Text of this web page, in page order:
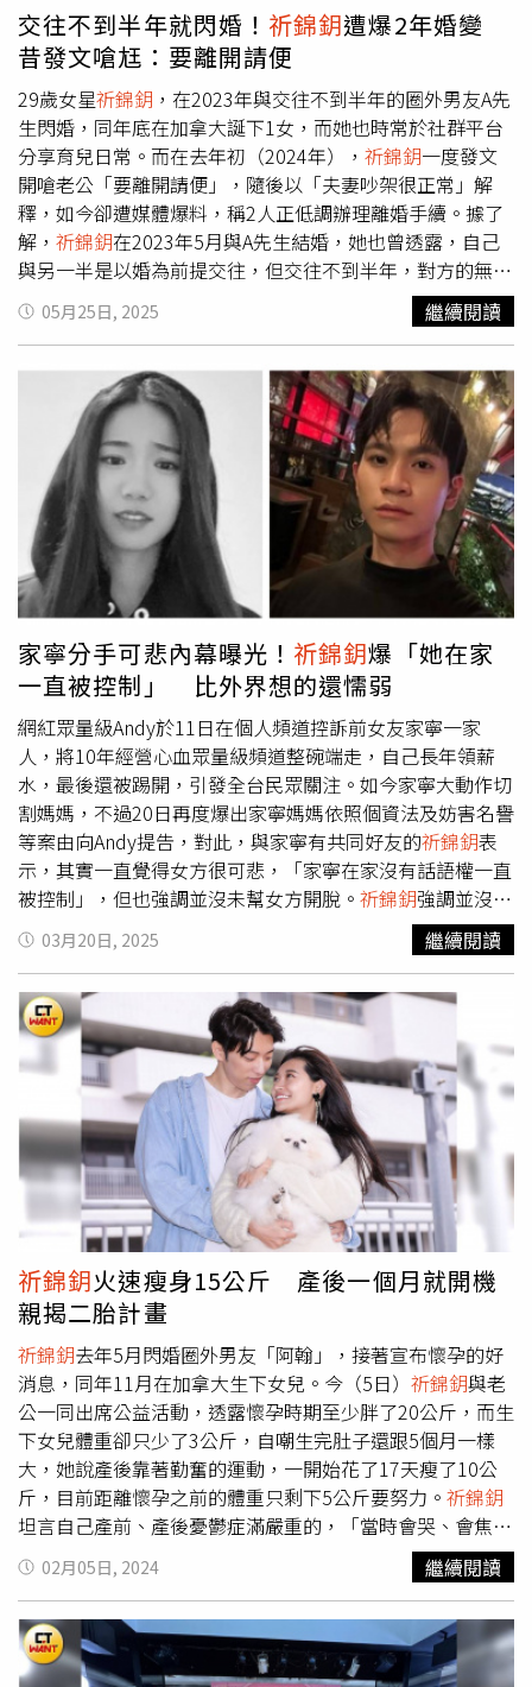
交往不到半年就閃婚！ 祈錦鈅遭爆2年婚變
昔發文嗆尪：要離開請便
29歲女星祈錦鈅 ，在2023年與交往不到半年的圈外男友A先
生閃婚，同年底在加拿大誕下1女，而她也時常於社群平台
分享育兒日常。而在去年初（2024年）， 祈錦鈅一度發文
開嗆老公「要離開請便」，隨後以「夫妻吵架很正常」解
釋，如今卻遭媒體爆料，稱2人正低調辦理離婚手續。據了
解， 祈錦鈅在2023年5月與A先生結婚，她也曾透露，自己
與另一半是以婚為前提交往，但交往不到半年，對方的無病
無痛的父親卻突然離世，「我們才怕再失去任何家人，決定
珍惜彼此」。祈錦鈅
表示，老公相當體貼，讓她「從一個全
能的人，簡直快要被寵成廢人」，對方買東西、吃東西都會
為她準備，也會照顧她身邊的朋友親人。祈錦鈅的老公則甜
蜜告白，「我會當個太陽，永遠在妳身邊照耀，沒有怕老婆
的男人，只有愛老婆的男人，謝謝有妳，老婆」。根據《鏡
週刊》報導，夫妻倆在婚後育有1女， 祈錦鈅新婚時期長在
社群曬出老公照顧小孩的畫面，但在去年1月，祈錦鈅疑不
滿老公身邊的女性友人碎嘴說她壞話，在社群平台開嗆「小
姐妳有家教上過學嗎？講難聽一點干妳屁事」、「要離開隨
時請便，都成年人了」。事後
祈錦鈅
出席活動時，表示夫妻
相處難免會有爭吵，吵過之後依然相愛。而在近期，有知情
人士透露， 祈錦鈅與A先生婚姻出現問題，夫妻倆不僅沒互
動，祈錦鈅 的社群帳號也悄悄移除部分與丈夫有關的內容，
2人目前在低調辦理離婚手續，婚姻進入倒數階段。
05月25日, 2025 繼續閱讀
家寧分手可悲內幕曝光！ 祈錦鈅爆「她在家
一直被控制」 比外界想的還懦弱
網紅眾量級Andy於11日在個人頻道控訴前女友家寧一家
人，將10年經營心血眾量級頻道整碗端走，自己長年領薪
水，最後還被踢開，引發全台民眾關注。如今家寧大動作切
割媽媽，不過20日再度爆出家寧媽媽依照個資法及妨害名譽
等案由向Andy提告，對此，與家寧有共同好友的祈錦鈅表
示，其實一直覺得女方很可悲，「家寧在家沒有話語權一直
被控制」，但也強調並沒未幫女方開脫。 祈錦鈅強調並沒有
想幫家寧開脫。（圖／翻攝自IG）針對家寧的處境，20日在
Instagram限時動態透露，對方在家完全沒有沒有話語權，
一直被控制，「分手前，連自己愛的人都無法保護，分手
後，也只能默默困在媽媽的控制底下，但大家不用擔心，畢
竟是女兒，判決應該不會放過她」。
表示，家寧比外
界想的其實更懦弱，「畢竟最終那個惡魔還是她媽媽，你期
望一個個性懦弱又從小被控制的孩子，怎麼瞬間改變個
性？」此外，她認為可憐之人必有可恨之處，認為家寧的懦
弱助長了雙親的貪婪，「她的沈默也傷了安迪的心……但助
紂為虐何嘗不是罪過」。祈錦鈅還表示，家寧媽目前幾乎可
確定的罪嫌包括侵占罪、背信罪、逃漏稅，甚至可能涉及洗
錢罪。此外，她也懷疑家寧途離開公司時，可能已將資金脫
產、轉移至其他地方，「各項罪責動不動就5年，全部都判
下來也不可能輕判，甚至關到死也有可能」。Andy連日來
和家寧媽媽隔空開戰，20日午間證實已被對方提告，案由為
「個人資料保護法、妨害名譽」，這讓他無奈表示，「帳冊
還沒來，這張通知書先來了」。針對Andy和家寧一家人的
糾紛，網路上的風向大多傾向Andy，因此許多網友得知家
寧找的是理鴻法律事務所之後，便開酸「哇！開眼界了，這
種案件貴公司也敢接？厲害厲害，看來貴公司滿缺業績
的」、「這種錢你都賺」、「希望這世上的人都能善良，不
要為了眼前的利益被蒙蔽了雙眼」。更有網友嘲諷，沒人敢
接家寧的案子，只有「理鴻敢」。
03月20日, 2025 繼續閱讀
祈錦鈅火速瘦身15公斤 產後一個月就開機
親揭二胎計畫
祈錦鈅去年5月閃婚圈外男友「阿翰」，接著宣布懷孕的好
消息，同年11月在加拿大生下女兒。今（5日） 祈錦鈅與老
公一同出席公益活動，透露懷孕時期至少胖了20公斤，而生
下女兒體重卻只少了3公斤，自嘲生完肚子還跟5個月一樣
大，她說產後靠著勤奮的運動，一開始花了17天瘦了10公
斤，目前距離懷孕之前的體重只剩下5公斤要努力。 祈錦鈅
坦言自己產前、產後憂鬱症滿嚴重的，「當時會哭、會焦
慮，以前巨走心、巨玻璃，懷孕的時期算是反省了8個月，
後來想通覺得自己好像沒有做什麼不好的事情，珍惜生命以
外也不要鑽牛角尖，要把握我的每個活著的時候，每個當下
都是最好的」。對於突然閃婚，又傳出懷孕喜訊，祈錦鈅說
本來就有想在30歲前結婚的規劃，而阿翰就是自己想結婚的
02月05日, 2024 繼續閱讀